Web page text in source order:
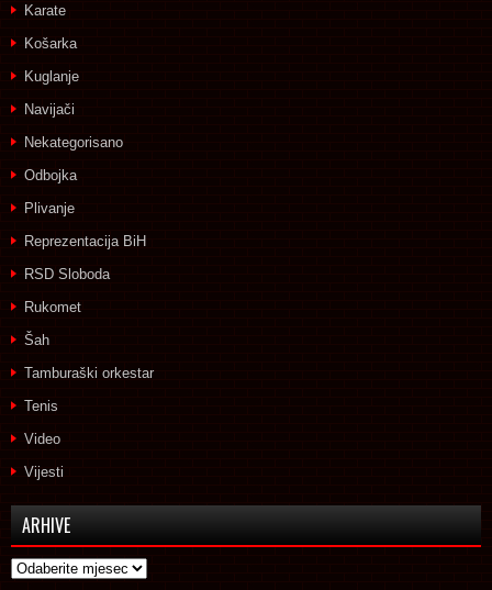
Karate
Košarka
Kuglanje
Navijači
Nekategorisano
Odbojka
Plivanje
Reprezentacija BiH
RSD Sloboda
Rukomet
Šah
Tamburaški orkestar
Tenis
Video
Vijesti
ARHIVE
Arhive